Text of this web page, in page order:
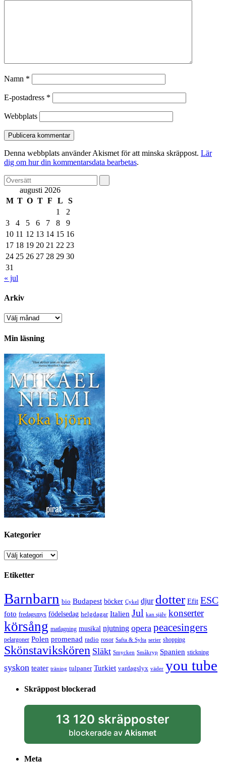
Namn *
E-postadress *
Webbplats
Denna webbplats använder Akismet för att minska skräppost. Lär
dig om hur din kommentarsdata bearbetas.
augusti 2026
M T O T F L
S
1
2
3
4 5 6 7 8
9
10 11 12 13 14 15 16
17 18 19 20 21 22 23
24 25 26 27 28 29 30
31
« jul
Arkiv
Arkiv
Min läsning
Kategorier
Kategorier
Etiketter
Barnbarn bio Budapest böcker Cykel djur dotter Efit ESC
foto fredagsmys födelsedag helgdagar Italien Jul kan själv konserter
körsång matlagning musikal njutning opera peacesingers
pelargoner Polen promenad radio rosor Safta & Sylta serier shopping
Skönstavikskören Släkt Smycken Småkryp Spanien stickning
syskon teater träning tulpaner Turkiet vardagslyx väder you tube
Skräppost blockerad
13 120 skräpposter
blockerade av Akismet
Meta